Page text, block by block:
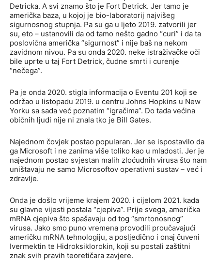
Detricka. A svi znamo što je Fort Detrick. Jer tamo je
američka baza, u kojoj je bio-laboratorij najvišeg
sigurnosnog stupnja. Pa su ga u ljeto 2019. zatvorili jer
su, eto – ustanovili da od tamo nešto gadno “curi” i da ta
poslovična američka “sigurnost” i nije baš na nekom
zavidnom nivou. Pa su onda 2020. neke istraživačke oči
bile uprte u taj Fort Detrick, čudne smrti i curenje
“nečega”.
Pa je onda 2020. stigla informacija o Eventu 201 koji se
održao u listopadu 2019. u centru Johns Hopkins u New
Yorku sa sada već poznatim “igračima”. Do tada većina
običnih ljudi nije ni znala tko je Bill Gates.
Najednom čovjek postao popularan. Jer se ispostavilo da
ga Microsoft i ne zanima više toliko kao u mladosti. Jer je
najednom postao svjestan malih zloćudnih virusa što nam
uništavaju ne samo Microsoftov operativni sustav – već i
zdravlje.
Onda je došlo vrijeme krajem 2020. i cijelom 2021. kada
su glavne vijesti postala “cjepiva”. Prije svega, američka
mRNA cjepiva što spašavaju od tog “smrtonosnog”
virusa. Jako smo puno vremena provodili proučavajući
američku mRNA tehnologiju, a posljedično i onaj čuveni
Ivermektin te Hidroksiklorokin, koji su postali zaštitni
znak svih pravih teoretičara zavjere.